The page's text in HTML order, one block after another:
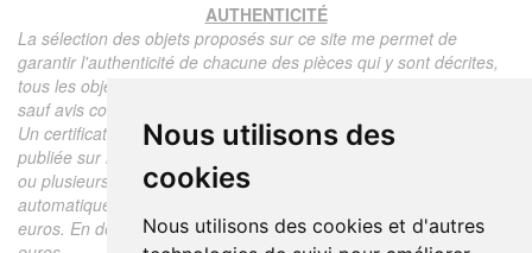
Nous utilisons des
cookies
Nous utilisons des cookies et d'autres
AUTHENTICITÉ
La sélection des objets proposés sur ce site me permet de
garantir l'authenticité de chacune des pièces qui y sont décrites,
tous les objets proposés sont garantis d'époque et authentiques,
sauf avis contraire ou restriction dans la description.
Un certificat d'authenticité de l'objet reprenant la description
publiée sur le site, l'époque, le prix de vente, accompagné d'une
ou plusieurs photographies en couleurs est communiqué
automatiquement pour tout objet dont le prix est supérieur à 130
euros. En dessous de ce prix chaque certificat est facturé 5